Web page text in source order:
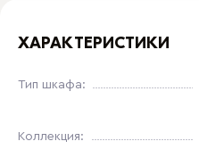
ХАРАКТЕРИСТИКИ
Тип шкафа:
Коллекция: